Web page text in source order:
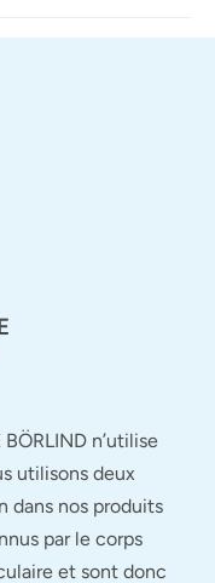
n’utilise
utilisons deux
dans nos produits
par le corps
et sont donc